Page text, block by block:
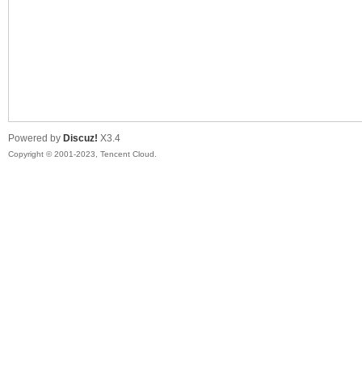
Powered by Discuz! X3.4
Copyright © 2001-2023, Tencent Cloud.